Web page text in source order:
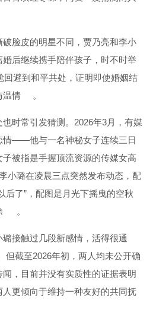
脸皮的明星不同，贾乃亮和李小
后继续携手陪伴孩子，时不时举
回避到和平共处，证明即使婚姻结
温情
。
时常引发猜测。2026年3月，有媒
情——他与一名神秘女子连续三日
被指是手握顶流资源的传媒女高
小璐在凌晨三点突然发布动态，配
后了”，配图是月光下摇曳的空秋
。
接触过几段新感情，活得很通
但截至2026年初，两人均未公开确
，目前并没有实质性的证据表明
更倾向于维持一种友好的共同抚